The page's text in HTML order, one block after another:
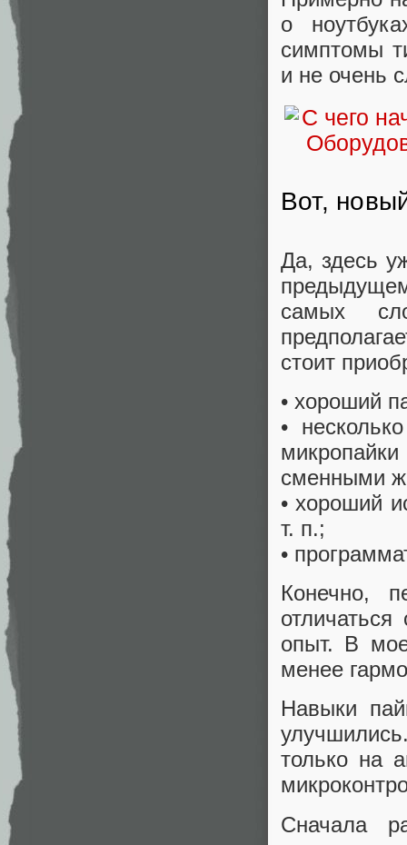
о
симптомы
и не очень
Вот,
Да, здесь
самых
стоит
• хороший
•
сменными
• хороший
т. п.;
•
Конечно,
опыт. В
менее
Навыки
только на
Сначала